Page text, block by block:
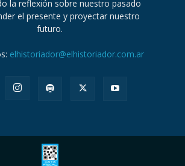
la reflexión sobre nuestro pasado
el presente y proyectar nuestro
futuro.
elhistoriador@elhistoriador.com.ar